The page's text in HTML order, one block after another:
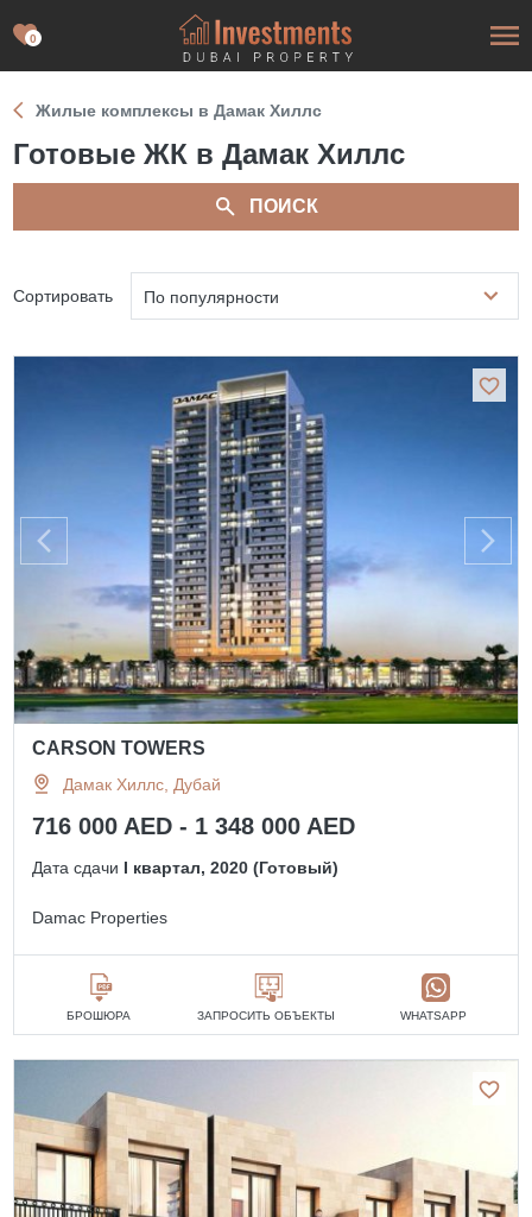
0
Жилые комплексы в Дамак Хиллс
Готовые ЖК в Дамак Хиллс
ПОИСК
Сортировать По популярности
CARSON TOWERS
Дамак Хиллс, Дубай
716 000 AED - 1 348 000 AED
Дата сдачи I квартал, 2020 (Готовый)
Damac Properties
БРОШЮРА ЗАПРОСИТЬ ОБЪЕКТЫ WHATSAPP